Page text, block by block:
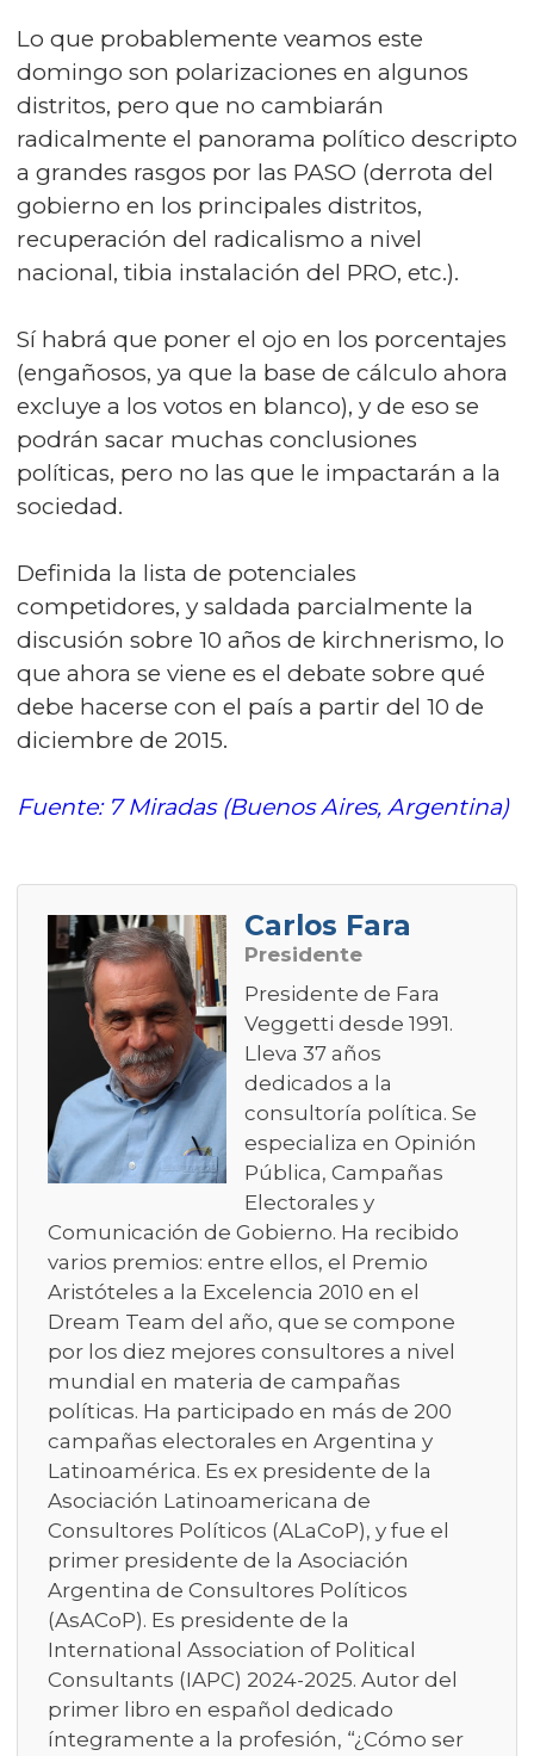
Lo que probablemente veamos este
domingo son polarizaciones en algunos
distritos, pero que no cambiarán
radicalmente el panorama político descripto
a grandes rasgos por las PASO (derrota del
gobierno en los principales distritos,
recuperación del radicalismo a nivel
nacional, tibia instalación del PRO, etc.).
Sí habrá que poner el ojo en los porcentajes
(engañosos, ya que la base de cálculo ahora
excluye a los votos en blanco), y de eso se
podrán sacar muchas conclusiones
políticas, pero no las que le impactarán a la
sociedad.
Definida la lista de potenciales
competidores, y saldada parcialmente la
discusión sobre 10 años de kirchnerismo, lo
que ahora se viene es el debate sobre qué
debe hacerse con el país a partir del 10 de
diciembre de 2015.
Fuente: 7 Miradas (Buenos Aires, Argentina)
Carlos Fara
Presidente
Presidente de Fara
Veggetti desde 1991.
Lleva 37 años
dedicados a la
consultoría política. Se
especializa en Opinión
Pública, Campañas
Electorales y
Comunicación de Gobierno. Ha recibido
varios premios: entre ellos, el Premio
Aristóteles a la Excelencia 2010 en el
Dream Team del año, que se compone
por los diez mejores consultores a nivel
mundial en materia de campañas
políticas. Ha participado en más de 200
campañas electorales en Argentina y
Latinoamérica. Es ex presidente de la
Asociación Latinoamericana de
Consultores Políticos (ALaCoP), y fue el
primer presidente de la Asociación
Argentina de Consultores Políticos
(AsACoP). Es presidente de la
International Association of Political
Consultants (IAPC) 2024-2025. Autor del
primer libro en español dedicado
íntegramente a la profesión, “¿Cómo ser